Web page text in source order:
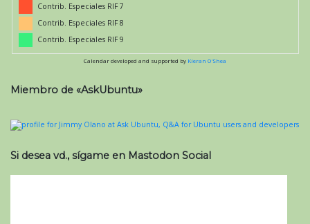
Contrib. Especiales RIF 7
Contrib. Especiales RIF 8
Contrib. Especiales RIF 9
Calendar developed and supported by Kieran O'Shea
Miembro de «AskUbuntu»
Si desea vd., sígame en Mastodon Social